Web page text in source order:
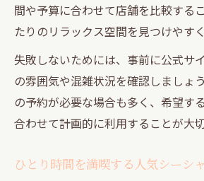
間や予算に合わせて店舗を比較する
たりのリラックス空間を見つけやすく
失敗しないためには、事前に公式サ
の雰囲気や混雑状況を確認しましょ
の予約が必要な場合も多く、希望す
合わせて計画的に利用することが大切
ひとり時間を満喫する人気シーシ